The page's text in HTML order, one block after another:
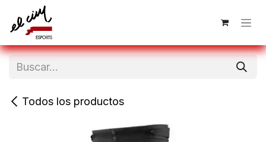
Ir al contenido
Todos los productos